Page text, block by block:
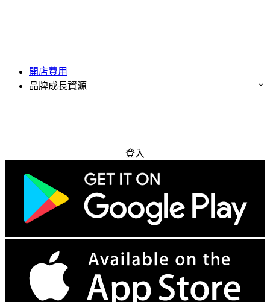
開店費用
品牌成長資源
登入